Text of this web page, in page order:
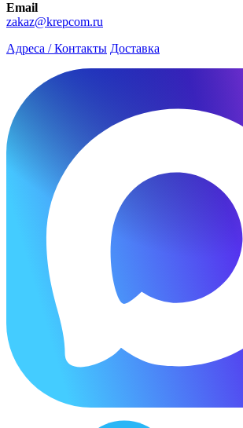
Email
zakaz@krepcom.ru
Адреса / Контакты Доставка